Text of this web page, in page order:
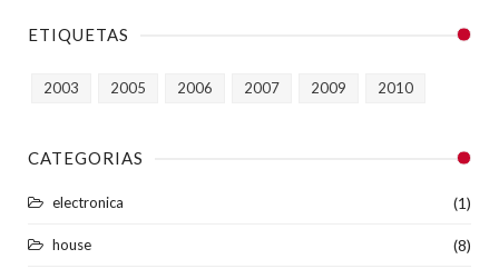
ETIQUETAS
2003 2005 2006 2007 2009 2010
CATEGORIAS
electronica (1)
house (8)